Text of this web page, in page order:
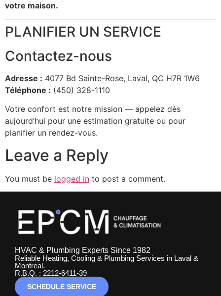
votre maison.
PLANIFIER UN SERVICE
Contactez-nous
Adresse : 4077 Bd Sainte-Rose, Laval, QC H7R 1W6
Téléphone : (450) 328-1110
Votre confort est notre mission — appelez dès
aujourd’hui pour une estimation gratuite ou pour
planifier un rendez-vous.
Leave a Reply
You must be logged in to post a comment.
HVAC & Plumbing Experts Since 1982
Reliable Heating, Cooling & Plumbing Services in Laval &
Montreal.
R.B.Q. : 2212-6411-39
SCHEDULE SERVICE